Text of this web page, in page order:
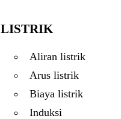
LISTRIK
Aliran listrik
Arus listrik
Biaya listrik
Induksi